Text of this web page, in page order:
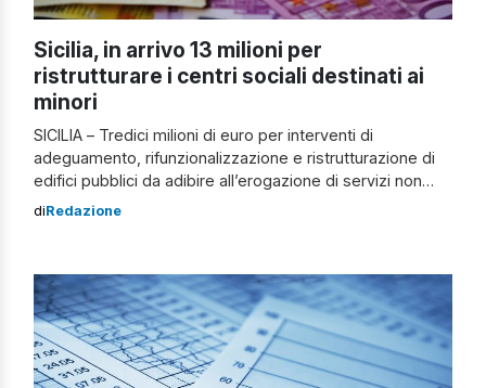
Sicilia, in arrivo 13 milioni per
ristrutturare i centri sociali destinati ai
minori
SICILIA – Tredici milioni di euro per interventi di
adeguamento, rifunzionalizzazione e ristrutturazione di
edifici pubblici da adibire all’erogazione di servizi non
residenziali destinati ai minori, ovvero centri sociali
ludiche. I fondi, a valere sul programma europeo […]
diRedazione